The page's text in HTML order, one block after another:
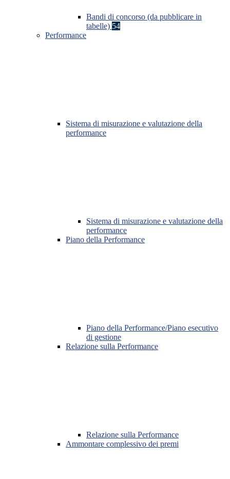
Bandi di concorso (da pubblicare in
tabelle) 54
Performance
Sistema di misurazione e valutazione della
performance
Sistema di misurazione e valutazione della
performance
Piano della Performance
Piano della Performance/Piano esecutivo
di gestione
Relazione sulla Performance
Relazione sulla Performance
Ammontare complessivo dei premi